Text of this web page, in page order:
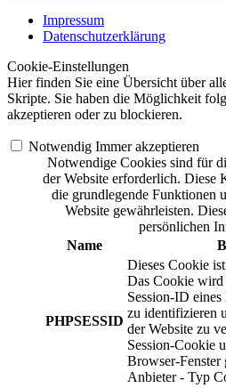
Impressum
Datenschutzerklärung
Cookie-Einstellungen
Hier finden Sie eine Übersicht über
Skripte. Sie haben die Möglichkeit
akzeptieren oder zu blockieren.
Notwendig Immer akzeptieren
Notwendige Cookies sind für
der Website erforderlich. Diese
die grundlegende Funktionen
Website gewährleisten.
persönlichen
Name
PHPSESSID
Dieses Cookie
Das Cookie wird
Session-ID
zu identifizieren
der Website zu
Session-Cookie
Browser-Fenster
Anbieter - Typ